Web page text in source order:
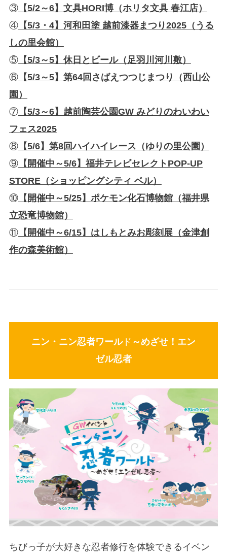
③【5/2～6】 文具HORI博（ホリタ文具 春江店）
④【5/3・4】 河和田塗 越前漆器まつり2025（うる
しの里会館）
⑤【5/3～5】休日とビール（足羽川河川敷）
⑥【5/3～5】第64回さばえつつじまつり（西山公
園）
⑦【5/3～6】越前陶芸公園GW みどりのわいわい
フェス2025
⑧【5/6】第8回ハイハイレース（ゆりの里公園）
⑨【開催中～5/6】福井テレビセレクトPOP-UP
STORE（ショッピングシティ ベル）
⑩【開催中～5/25】ポケモン化石博物館（福井県
立恐竜博物館）
⑪【開催中～6/15】はしもとみお彫刻展（金津創
作の森美術館）
ニン・ニン忍者ワールド ～めざせ！エン
ゼル忍者
ちびっ子が大好きな忍者修行を体験できるイベン